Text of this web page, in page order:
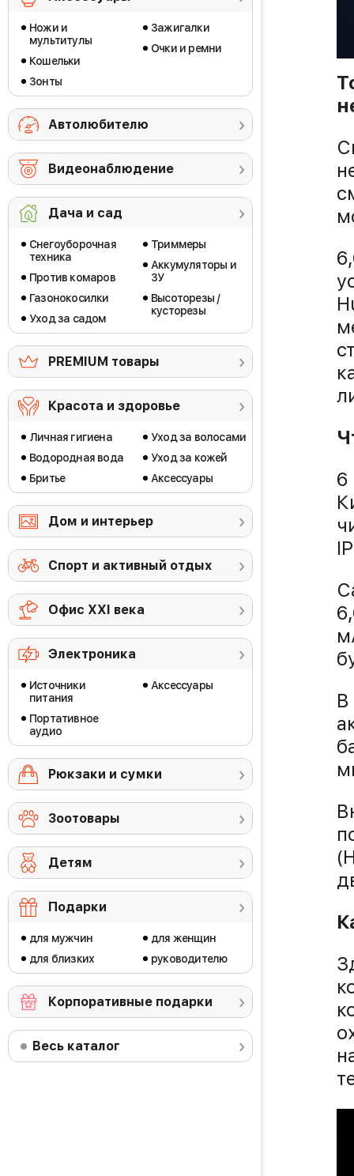
Ножи и
мультитулы
Кошельки
Зонты
Зажигалки
Очки и ремни
Автолюбителю
Видеонаблюдение
Дача и сад
Снегоуборочная
техника
Против комаров
Газонокосилки
Уход за садом
Триммеры
Аккумуляторы и
ЗУ
Высоторезы /
кусторезы
PREMIUM товары
Красота и здоровье
Личная гигиена
Водородная вода
Бритье
Уход за волосами
Уход за кожей
Аксессуары
Дом и интерьер
Спорт и активный отдых
Офис ХХI века
Электроника
Источники
питания
Портативное
аудио
Аксессуары
Рюкзаки и сумки
Зоотовары
Детям
Подарки
для мужчин
для близких
для женщин
руководителю
Корпоративные подарки
Весь каталог
6
В